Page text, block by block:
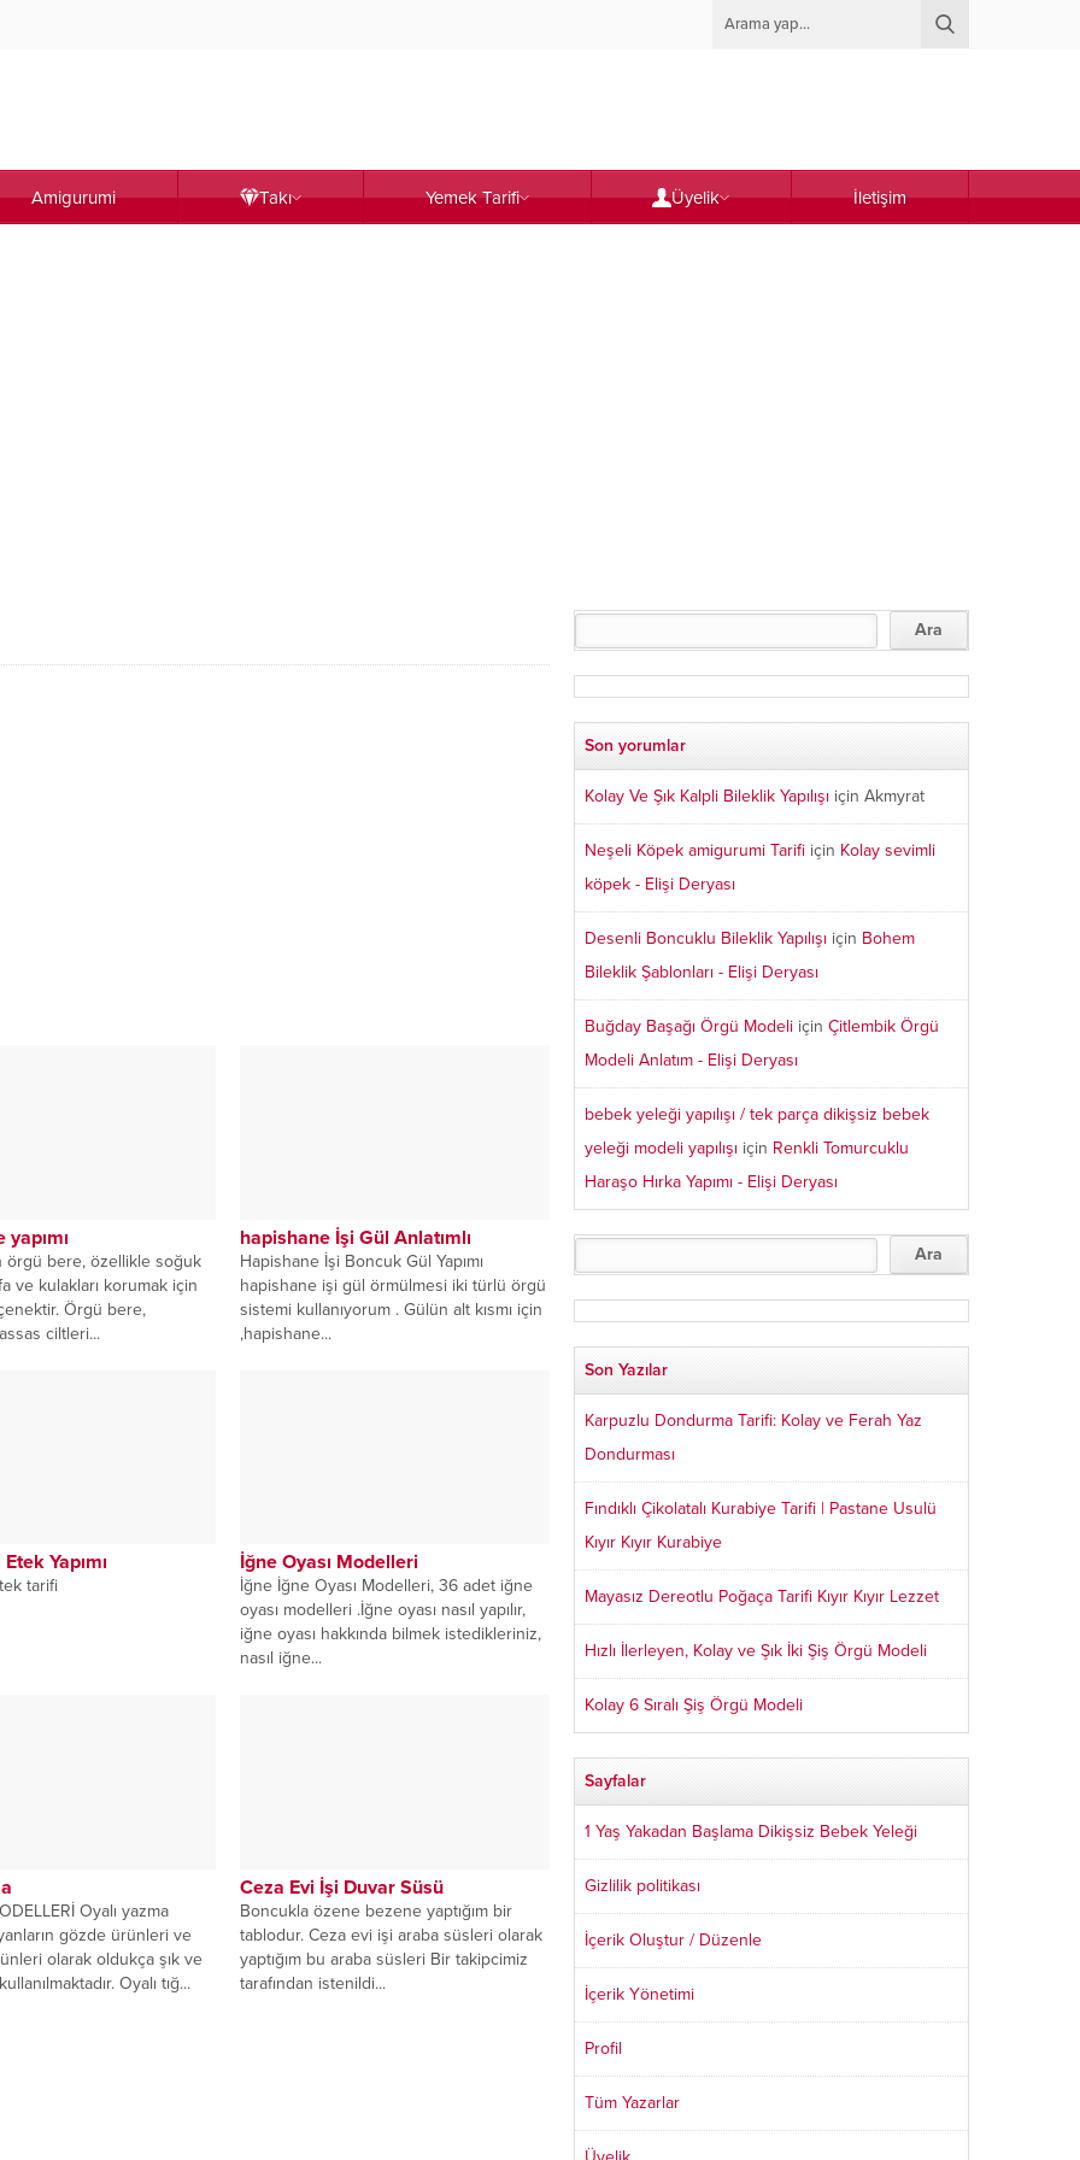
Amigurumi Takı Yemek Tarifi Üyelik İletişim
örgü bere, özellikle soğuk
ve kulakları korumak için
Örgü bere,
ciltleri...
hapishane İşi Gül Anlatımlı
Hapishane İşi Boncuk Gül Yapımı
hapishane işi gül örmülmesi iki türlü örgü
sistemi kullanıyorum . Gülün alt kısmı için
,hapishane...
Yapımı
tarifi
İğne Oyası Modelleri
İğne İğne Oyası Modelleri, 36 adet iğne
oyası modelleri .İğne oyası nasıl yapılır,
iğne oyası hakkında bilmek istedikleriniz,
nasıl iğne...
Oyalı yazma
gözde ürünleri ve
olarak oldukça şık ve
Oyalı tığ...
Ceza Evi İşi Duvar Süsü
Boncukla özene bezene yaptığım bir
tablodur. Ceza evi işi araba süsleri olarak
yaptığım bu araba süsleri Bir takipcimiz
tarafından istenildi...
Son yorumlar
Kolay Ve Şık Kalpli Bileklik Yapılışı için Akmyrat
Neşeli Köpek amigurumi Tarifi için Kolay sevimli
köpek - Elişi Deryası
Desenli Boncuklu Bileklik Yapılışı için Bohem
Bileklik Şablonları - Elişi Deryası
Buğday Başağı Örgü Modeli için Çitlembik Örgü
Modeli Anlatım - Elişi Deryası
bebek yeleği yapılışı / tek parça dikişsiz bebek
yeleği modeli yapılışı için Renkli Tomurcuklu
Haraşo Hırka Yapımı - Elişi Deryası
Son Yazılar
Karpuzlu Dondurma Tarifi: Kolay ve Ferah Yaz
Dondurması
Fındıklı Çikolatalı Kurabiye Tarifi | Pastane Usulü
Kıyır Kıyır Kurabiye
Mayasız Dereotlu Poğaça Tarifi Kıyır Kıyır Lezzet
Hızlı İlerleyen, Kolay ve Şık İki Şiş Örgü Modeli
Kolay 6 Sıralı Şiş Örgü Modeli
Sayfalar
1 Yaş Yakadan Başlama Dikişsiz Bebek Yeleği
Gizlilik politikası
İçerik Oluştur / Düzenle
İçerik Yönetimi
Profil
Tüm Yazarlar